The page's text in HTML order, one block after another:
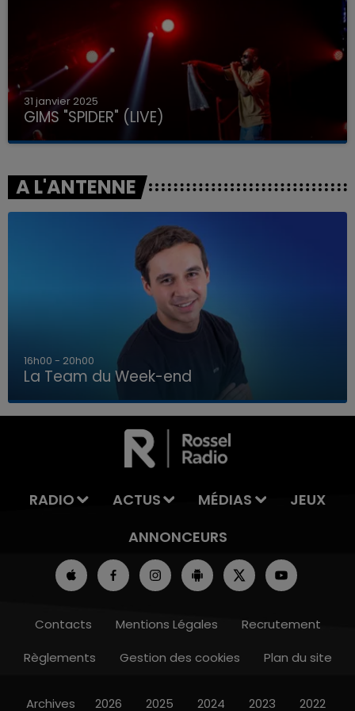
LA TEAM DU WEEK-END
31 janvier 2025
GIMS "SPIDER" (LIVE)
A L'ANTENNE
7h00 - 12h00
La Team du Week-end
RADIO ACTUS MÉDIAS
JEUX
ANNONCEURS
Contacts Mentions Légales
Recrutement
Règlements
Gestion des cookies Plan du site
Archives 2026 2025 2024 2023 2022